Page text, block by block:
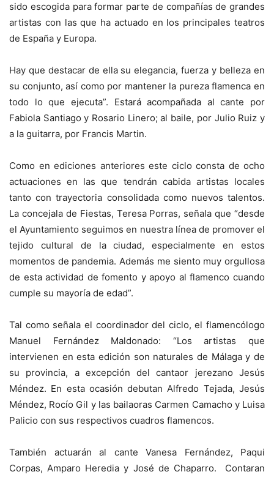
sido escogida para formar parte de compañías de grandes
artistas con las que ha actuado en los principales teatros
de España y Europa.
Hay que destacar de ella su elegancia, fuerza y belleza en
su conjunto, así como por mantener la pureza flamenca en
todo lo que ejecuta”. Estará acompañada al cante por
Fabiola Santiago y Rosario Linero; al baile, por Julio Ruiz y
a la guitarra, por Francis Martin.
Como en ediciones anteriores este ciclo consta de ocho
actuaciones en las que tendrán cabida artistas locales
tanto con trayectoria consolidada como nuevos talentos.
La concejala de Fiestas, Teresa Porras, señala que “desde
el Ayuntamiento seguimos en nuestra línea de promover el
tejido cultural de la ciudad, especialmente en estos
momentos de pandemia. Además me siento muy orgullosa
de esta actividad de fomento y apoyo al flamenco cuando
cumple su mayoría de edad”.
Tal como señala el coordinador del ciclo, el flamencólogo
Manuel Fernández Maldonado: “Los artistas que
intervienen en esta edición son naturales de Málaga y de
su provincia, a excepción del cantaor jerezano Jesús
Méndez. En esta ocasión debutan Alfredo Tejada, Jesús
Méndez, Rocío Gil y las bailaoras Carmen Camacho y Luisa
Palicio con sus respectivos cuadros flamencos.
También actuarán al cante Vanesa Fernández, Paqui
Corpas, Amparo Heredia y José de Chaparro. Contaran